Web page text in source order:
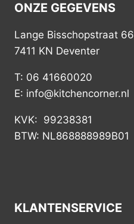
ONZE GEGEVENS
Lange Bisschopstraat 66
7411 KN Deventer
T: 06 41660020
E: info@kitchencorner.nl
KVK: 99238381
BTW: NL868888989B01
KLANTENSERVICE